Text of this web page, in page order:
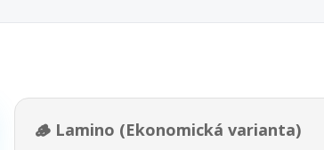
🪵 Lamino (Ekonomická varianta)